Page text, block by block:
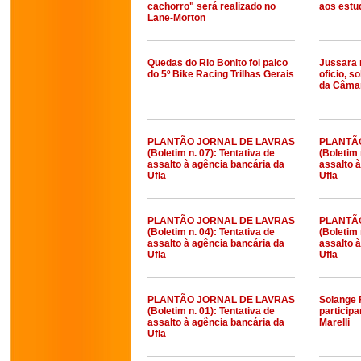
cachorro" será realizado no
Lane-Morton
aos
Quedas do Rio Bonito foi palco
do 5º Bike Racing Trilhas Gerais
Jussara
oficio,
da
PLANTÃO JORNAL DE LAVRAS
(Boletim n. 07): Tentativa de
assalto à agência bancária da
Ufla
(Boletim
assalto
Ufla
PLANTÃO JORNAL DE LAVRAS
(Boletim n. 04): Tentativa de
assalto à agência bancária da
Ufla
(Boletim
assalto
Ufla
PLANTÃO JORNAL DE LAVRAS
(Boletim n. 01): Tentativa de
assalto à agência bancária da
Ufla
Solange
Marelli